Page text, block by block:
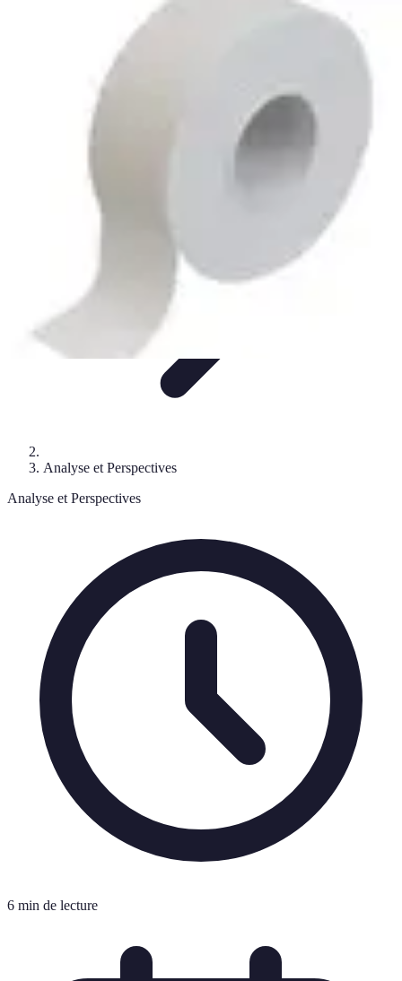
Résultats et analyses
Analyse et Performances
Analyse et Perspectives
Analyse et Perspectives
6 min de lecture